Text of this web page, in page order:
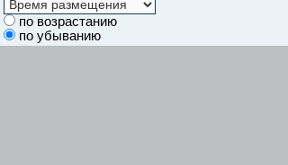
по возрастанию
по убыванию